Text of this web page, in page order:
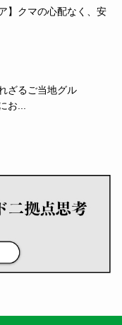
】クマの心配なく、安
ざるご当地グル
お...